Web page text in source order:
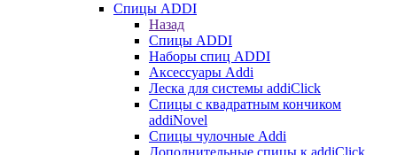
Спицы ADDI
Назад
Спицы ADDI
Наборы спиц ADDI
Аксессуары Addi
Леска для системы addiClick
Спицы с квадратным кончиком
addiNovel
Спицы чулочные Addi
Дополнительные спицы к addiClick